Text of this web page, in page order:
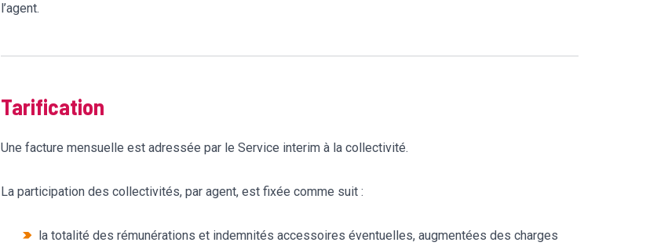
l’agent.
Tarification
Une facture mensuelle est adressée par le Service interim à la collectivité.
La participation des collectivités, par agent, est fixée comme suit :
la totalité des rémunérations et indemnités accessoires éventuelles, augmentées des charges